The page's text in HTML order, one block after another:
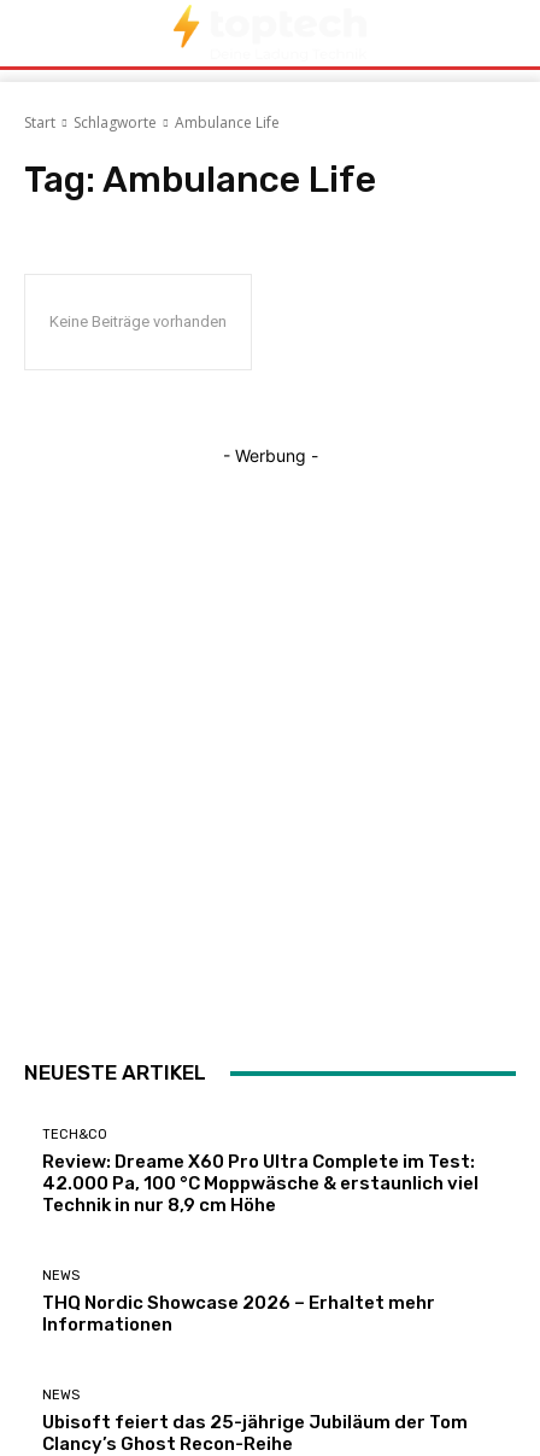
Start Schlagworte Ambulance Life
Tag: Ambulance Life
Keine Beiträge vorhanden
- Werbung -
NEUESTE ARTIKEL
TECH&CO
Review: Dreame X60 Pro Ultra Complete im Test:
42.000 Pa, 100 °C Moppwäsche & erstaunlich viel
Technik in nur 8,9 cm Höhe
NEWS
THQ Nordic Showcase 2026 – Erhaltet mehr
Informationen
NEWS
Ubisoft feiert das 25-jährige Jubiläum der Tom
Clancy’s Ghost Recon-Reihe